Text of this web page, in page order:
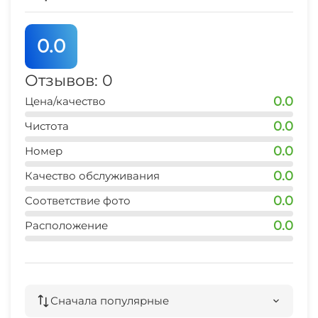
Лифт
Камера хранения
Сейф
Гладильные принадлежности
Магазины
Спутниковое ТВ
0.0
Отзывов: 0
Цена/качество 0.0
Чистота 0.0
Номер 0.0
Качество обслуживания 0.0
Соответствие фото 0.0
Расположение 0.0
Сначала популярные